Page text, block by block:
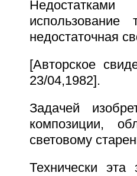
недостаточная
[Авторское
23/04,1982].
Задачей
композиции,
световому
Технически